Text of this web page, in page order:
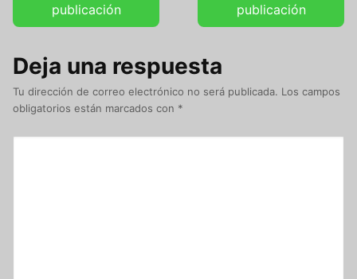
publicación
publicación
Deja una respuesta
Tu dirección de correo electrónico no será publicada. Los campos
obligatorios están marcados con *